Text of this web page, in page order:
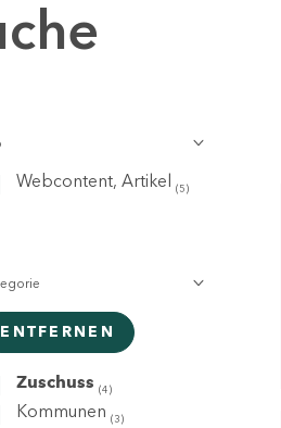
Webcontent, Artikel (5)
ENTFERNEN
Zuschuss (4)
Kommunen (3)